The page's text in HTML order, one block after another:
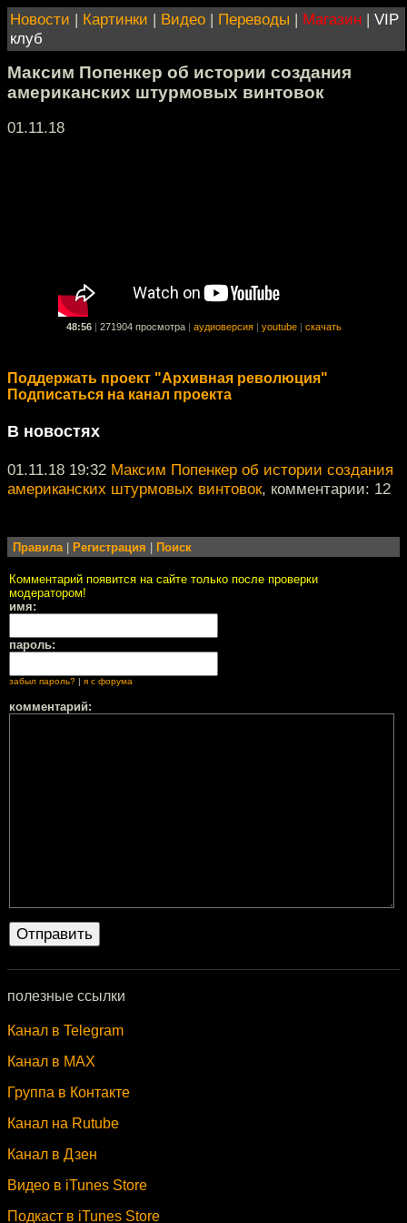
Новости | Картинки | Видео | Переводы | Магазин | VIP
клуб
Максим Попенкер об истории создания
американских штурмовых винтовок
01.11.18
48:56 271904 просмотра аудиоверсия youtube скачать
Поддержать проект "Архивная революция"
Подписаться на канал проекта
В новостях
01.11.18 19:32 Максим Попенкер об истории создания
американских штурмовых винтовок, комментарии: 12
Правила| Регистрация Поиск
Комментарий появится на сайте только после проверки
модератором!
имя:
пароль:
забыл пароль? я с форума
комментарий:
полезные ссылки
Канал в Telegram
Канал в MAX
Группа в Контакте
Канал на Rutube
Канал в Дзен
Видео в iTunes Store
Подкаст в iTunes Store